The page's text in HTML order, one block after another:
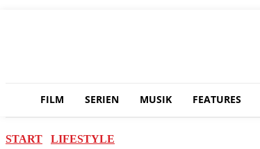
FILM SERIEN MUSIK FEATURES
START LIFESTYLE